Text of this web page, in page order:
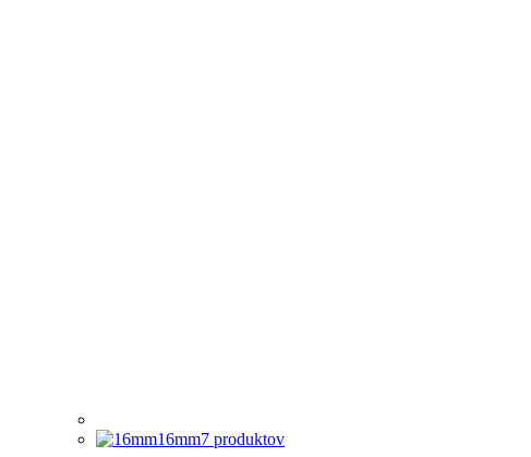
16mm7 produktov